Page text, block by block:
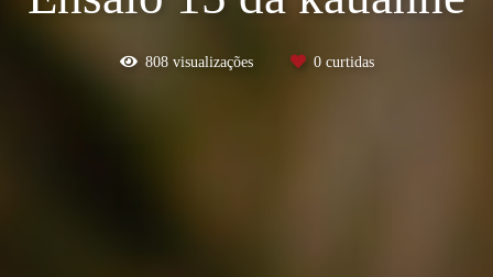
808visualizações 0curtidas